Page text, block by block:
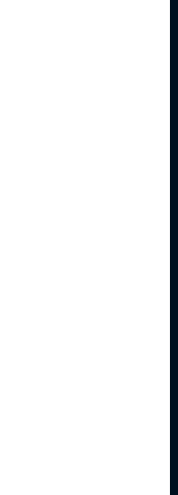
minden
kapcsolatos kérdésben.